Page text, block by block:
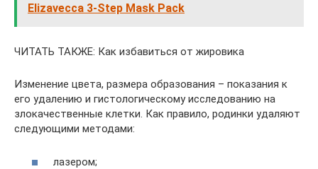
Elizavecca 3-Step Mask Pack
ЧИТАТЬ ТАКЖЕ: Как избавиться от жировика
Изменение цвета, размера образования – показания к
его удалению и гистологическому исследованию на
злокачественные клетки. Как правило, родинки удаляют
следующими методами:
лазером;